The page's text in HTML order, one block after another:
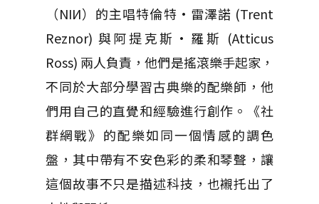
（NIИ）的主唱特倫特·雷澤諾 (Trent
Reznor) 與阿提克斯·羅斯 (Atticus
Ross) 兩人負責，他們是搖滾樂手起家，
不同於大部分學習古典樂的配樂師，他
們用自己的直覺和經驗進行創作。《社
群網戰》的配樂如同一個情感的調色
盤，其中帶有不安色彩的柔和琴聲，讓
這個故事不只是描述科技，也襯托出了